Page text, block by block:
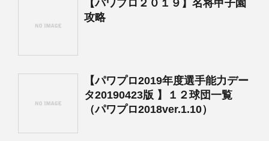
【パワプロ２０１９】名将甲子園
攻略
【パワプロ2019年度選手能力デー
タ20190423版 】１２球団一覧
（パワプロ2018ver.1.10）